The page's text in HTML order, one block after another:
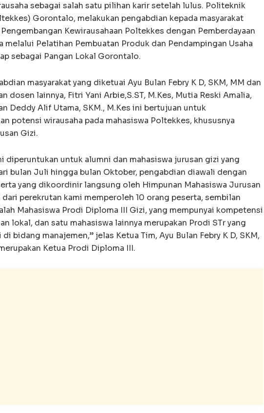
sebagai salah satu pilihan karir setelah lulus. Politeknik
Gorontalo, melakukan pengabdian kepada masyarakat
Kewirausahaan Poltekkes dengan Pemberdayaan
melalui Pelatihan Pembuatan Produk dan Pendampingan Usaha
sebagai Pangan Lokal Gorontalo.
masyarakat yang diketuai Ayu Bulan Febry K D, SKM, MM dan
dosen lainnya, Fitri Yani Arbie,S.ST, M.Kes, Mutia Reski Amalia,
Deddy Alif Utama, SKM., M.Kes ini bertujuan untuk
potensi wirausaha pada mahasiswa Poltekkes, khususnya
Gizi.
diperuntukan untuk alumni dan mahasiswa jurusan gizi yang
bulan Juli hingga bulan Oktober, pengabdian diawali dengan
yang dikoordinir langsung oleh Himpunan Mahasiswa Jurusan
dari perekrutan kami memperoleh 10 orang peserta, sembilan
Mahasiswa Prodi Diploma III Gizi, yang mempunyai kompetensi
lokal, dan satu mahasiswa lainnya merupakan Prodi STr yang
bidang manajemen,” jelas Ketua Tim, Ayu Bulan Febry K D, SKM,
Ketua Prodi Diploma III.